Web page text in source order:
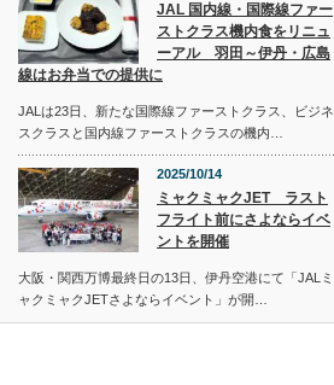
JAL 国内線・国際線ファー
ストクラス機内食をリニュ
ーアル 羽田～伊丹・広島
線はお弁当での提供に
JALは23日、新たな国際線ファーストクラス、ビジネ
スクラスと国内線ファーストクラスの機内…
2025/10/14
ミャクミャクJET ラスト
フライト前にさよならイベ
ントを開催
大阪・関西万博最終日の13日、伊丹空港にて「JALミ
ャクミャクJETさよならイベント」が開…